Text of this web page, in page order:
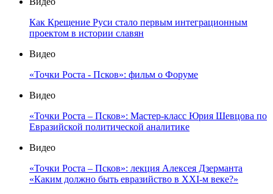
Как Крещение Руси стало первым интеграционным
проектом в истории славян
Видео
«Точки Роста - Псков»: фильм о Форуме
Видео
«Точки Роста – Псков»: Мастер-класс Юрия Шевцова по
Евразийской политической аналитике
Видео
«Точки Роста – Псков»: лекция Алексея Дзерманта
«Каким должно быть евразийство в XXI-м веке?»